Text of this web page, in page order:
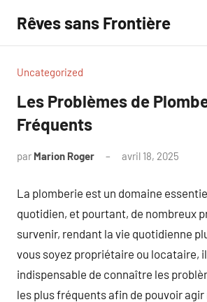
contenu
Rêves sans Frontière
Uncategorized
Les Problèmes de
Fréquents
par Marion Roger avril 18, 2025
La plomberie est un domaine
quotidien, et pourtant, de nombreux
survenir, rendant la vie quotidienne
vous soyez propriétaire ou locataire,
indispensable de connaître les
les plus fréquents afin de pouvoir